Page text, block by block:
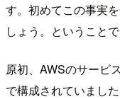
す。初めてこの事実
しょう。ということ
原初、AWSのサービ
で構成されていまし